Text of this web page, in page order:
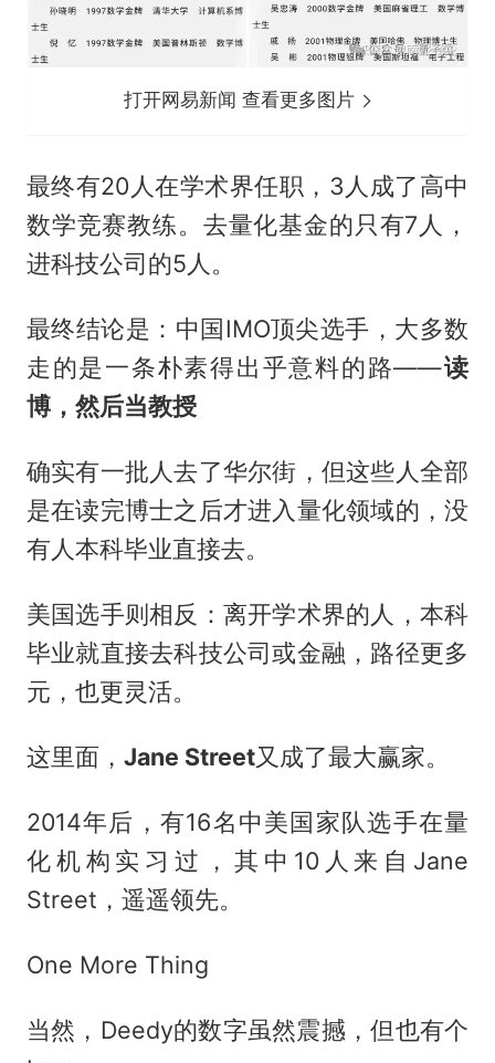
打开网易新闻 查看更多图片
最终有20人在学术界任职，3人成了高中
数学竞赛教练。去量化基金的只有7人，
进科技公司的5人。
最终结论是：中国IMO顶尖选手，大多数
走的是一条朴素得出乎意料的路——读
博，然后当教授
确实有一批人去了华尔街，但这些人全部
是在读完博士之后才进入量化领域的，没
有人本科毕业直接去。
美国选手则相反：离开学术界的人，本科
毕业就直接去科技公司或金融，路径更多
元，也更灵活。
这里面， Jane Street又成了最大赢家。
2014年后，有16名中美国家队选手在量
化机构实习过，其中10人来自Jane
Street，遥遥领先。
One More Thing
当然，Deedy的数字虽然震撼，但也有个